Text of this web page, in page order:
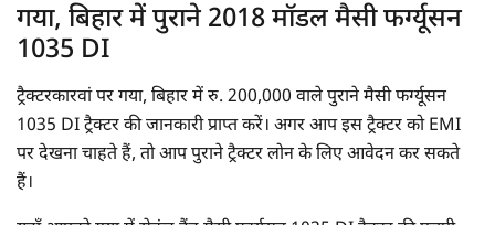
गया, बिहार में पुराने 2018 मॉडल मैसी फर्ग्यूसन
1035 DI
ट्रैक्टरकारवां पर गया, बिहार में रु. 200,000 वाले पुराने मैसी फर्ग्यूसन
1035 DI ट्रैक्टर की जानकारी प्राप्त करें। अगर आप इस ट्रैक्टर को EMI
पर देखना चाहते हैं, तो आप पुराने ट्रैक्टर लोन के लिए आवेदन कर सकते
हैं।